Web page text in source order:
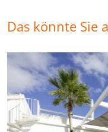
Das könnte Sie